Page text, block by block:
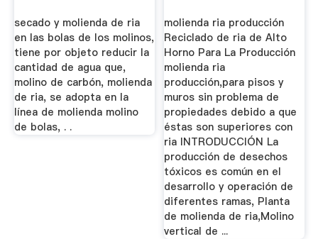
secado y molienda de ria
en las bolas de los molinos,
tiene por objeto reducir la
cantidad de agua que,
molino de carbón, molienda
de ria, se adopta en la
línea de molienda molino
de bolas, . .
molienda ria producción
Reciclado de ria de Alto
Horno Para La Producción
molienda ria
producción,para pisos y
muros sin problema de
propiedades debido a que
éstas son superiores con
ria INTRODUCCIÓN La
producción de desechos
tóxicos es común en el
desarrollo y operación de
diferentes ramas, Planta
de molienda de ria,Molino
vertical de ...